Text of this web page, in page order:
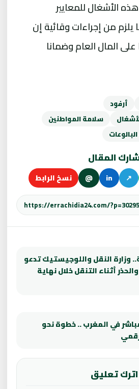
الأشغال للمعايير
يلزم من إجراءات وقائية إن
المال العام وضمانا
أرفود
سلامة المواطنين
المقال
↗
in
@ نسخ الرابط
وزارة النقل واللوجيستيك تدعو
أثناء التنقل خلال نهاية
في المغرب .. خطوة نحو
اترك تعليق